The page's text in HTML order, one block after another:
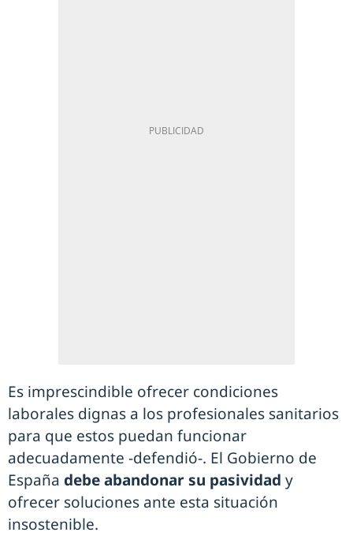
Es imprescindible ofrecer condiciones
laborales dignas a los profesionales sanitarios
para que estos puedan funcionar
adecuadamente -defendió-. El Gobierno de
España debe abandonar su pasividad y
ofrecer soluciones ante esta situación
insostenible.